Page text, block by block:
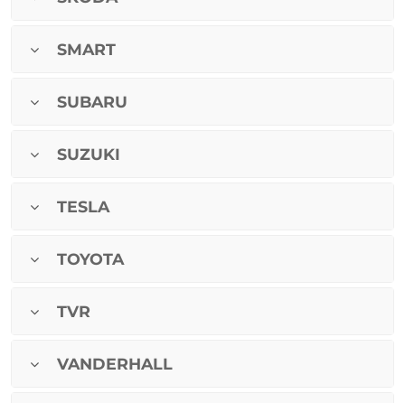
SMART
SUBARU
SUZUKI
TESLA
TOYOTA
TVR
VANDERHALL